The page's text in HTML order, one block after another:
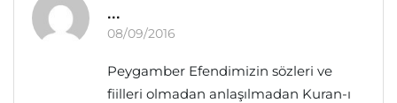
...
08/09/2016
Peygamber Efendimizin sözleri ve
fiilleri olmadan anlaşılmadan Kuran-ı